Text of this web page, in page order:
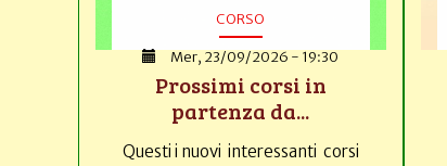
CORSO
Mer, 23/09/2026 - 19:30
Prossimi corsi in
partenza da...
Questi i nuovi interessanti corsi